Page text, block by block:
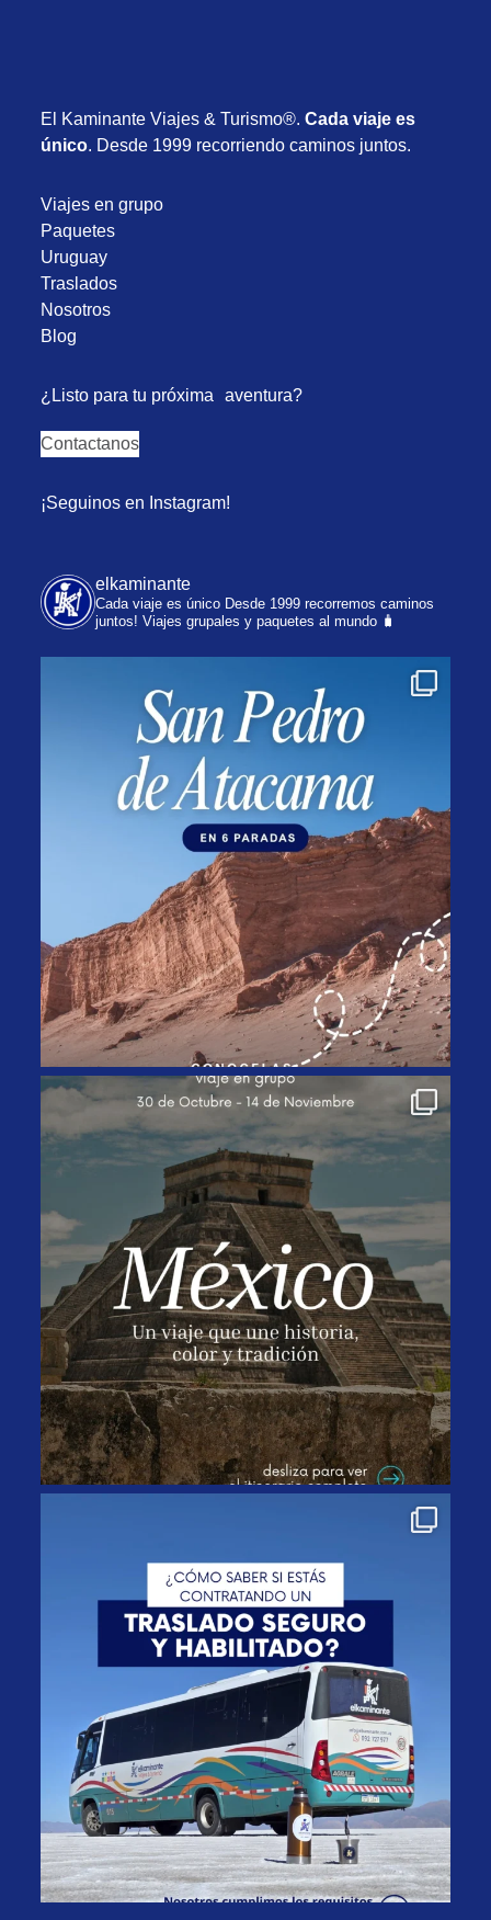
El Kaminante Viajes & Turismo®.Cada viaje es
único. Desde 1999 recorriendo caminos juntos.
Viajes en grupo
Paquetes
Uruguay
Traslados
Nosotros
Blog
¿Listo para tu próxima aventura?
Contactanos
¡Seguinos en Instagram!
elkaminante
Cada viaje es único Desde 1999 recorremos caminos
juntos! Viajes grupales y paquetes al mundo 🧳